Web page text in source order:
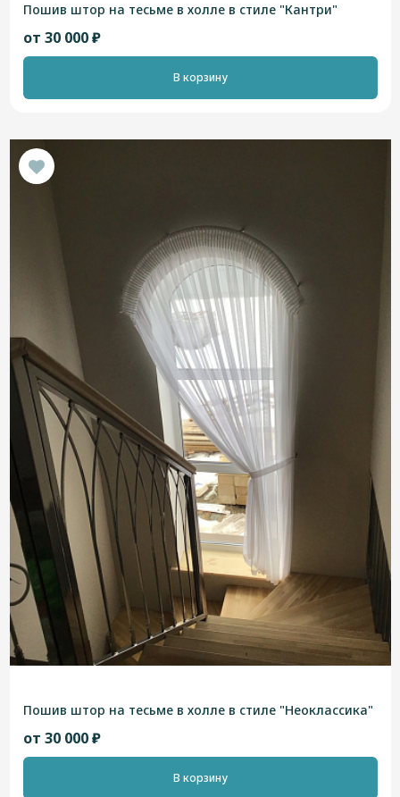
Пошив штор на тесьме в холле в стиле "Кантри"
от 30 000 ₽
В корзину
Пошив штор на тесьме в холле в стиле "Неоклассика"
от 30 000 ₽
В корзину